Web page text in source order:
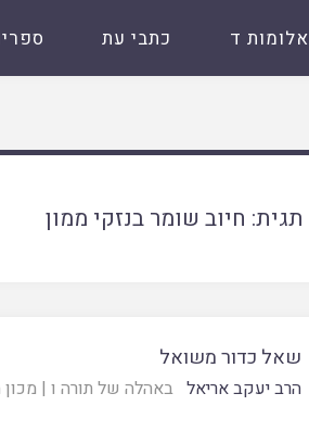
אלומות ד כתבי עת
תגית: חיוב שומר בנזקי ממון
שאל כדור משואל
הרב יעקב אריאל באהלה של תורה ו |